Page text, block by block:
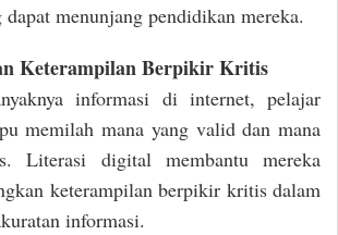
dapat menunjang pendidikan mereka.
Keterampilan Berpikir Kritis
informasi di internet, pelajar
memilah mana yang valid dan mana
Literasi digital membantu mereka
keterampilan berpikir kritis dalam
informasi.